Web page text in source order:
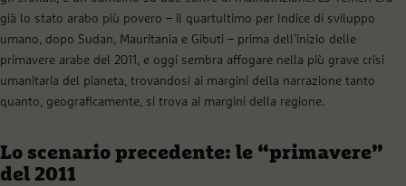
già lo stato arabo più povero – il quartultimo per Indice di sviluppo
umano, dopo Sudan, Mauritania e Gibuti – prima dell’inizio delle
primavere arabe del 2011, e oggi sembra affogare nella più grave crisi
umanitaria del pianeta, trovandosi ai margini della narrazione tanto
quanto, geograficamente, si trova ai margini della regione.
Lo scenario precedente: le “primavere”
del 2011